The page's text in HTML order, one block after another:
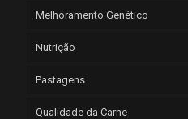
Melhoramento Genético
Nutrição
Pastagens
Qualidade da Carne